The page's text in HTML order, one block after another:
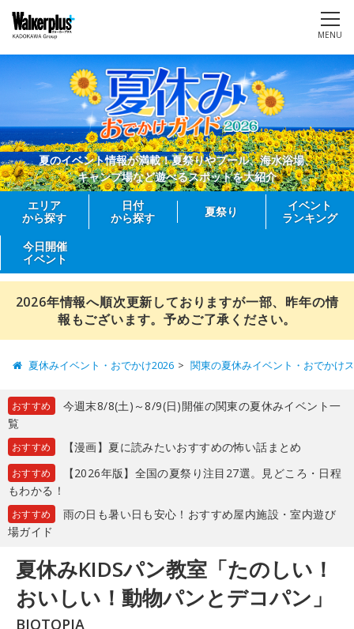
MENU
夏のイベント情報が満載！夏祭りやプール、海水浴場、
キャンプ場など遊べるスポットを大紹介
エリア
から探す
日付
から探す
夏祭り
イベント
ランキング
今日開催
イベント
2026年情報へ順次更新しておりますが一部、昨年の情
報もございます。予めご了承ください。
夏休みイベント・おでかけ2026 関東の夏休みイベント・おでかけ
おすすめ
今週末8/8(土)～8/9(日)開催の関東の夏休みイベント一
覧
おすすめ 【漫画】夏に読みたいおすすめの怖い話まとめ
おすすめ
【2026年版】全国の夏祭り注目27選。見どころ・日程
もわかる！
おすすめ
雨の日も暑い日も安心！おすすめ屋内施設・室内遊び
場ガイド
夏休みKIDSパン教室「たのしい！
おいしい！動物パンとデコパン」
BIOTOPIA